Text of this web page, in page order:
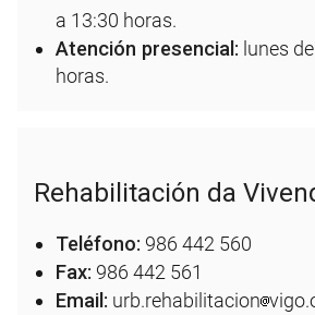
a 13:30 horas.
Atención presencial: lunes
horas.
Rehabilitación da
Teléfono: 986 442 560
Fax: 986 442 561
Email: urb.rehabilitacion